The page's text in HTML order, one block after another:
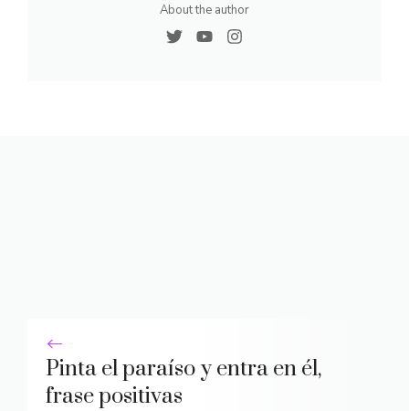
About the author
Pinta el paraíso y entra en él,
frase positivas